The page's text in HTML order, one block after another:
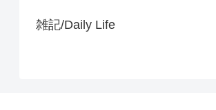
雑記/Daily Life